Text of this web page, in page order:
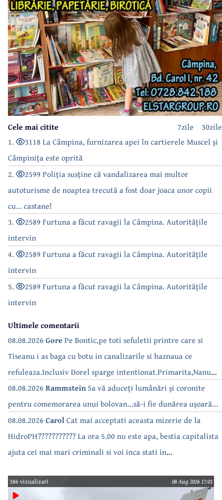
30zile
7zile
Cele mai citite
1.
3118 La Câmpina, furnizarea apei în cartierele Muscel și
Câmpinița este oprită
2.
2599 Poliția susține că vandalizarea mai multor
autoturisme de noaptea trecută a fost doar joaca unor copii
cu... castane!
3.
2589 Furtuna a făcut ravagii la Câmpina. Autoritățile
intervin
4.
2589 Furtuna a făcut ravagii la Câmpina. Autoritățile
intervin
5.
2589 Furtuna a făcut ravagii la Câmpina. Autoritățile
intervin
Ultimele comentarii
08.08.2026 GorePe Bontic,pe toti sefuletii printre care si
Tiseanu i as baga cu botu in canalizarile si haznaua ce
refuleaza.Inclusiv Dorel sparge intentionat.Primarita,Nanu
bea apa de la robinet.Asta as intreba o si pe Izabel Mitrea
08.08.2026 RammsteinSa vă aduceți lumânări și coronite
pentru comemorarea unui bolovan...să-i fie dunărea ușoară...
08.08.2026 CarolCat mai acceptati aceasta mizerie de la
HidroPH??????????? La ora 5.00 nu este apa, bestia capitalista
ajuta cei mai mari criminali si voi inca stati in
386 vizualizari 08 Aug 2026 17:01